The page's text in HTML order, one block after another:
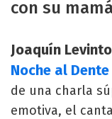
con su
Joaquín
Noche al Dente
de una charla
emotiva, el